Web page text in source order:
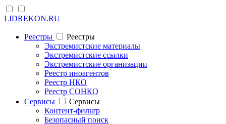
LIDREKON.RU
Реестры
Реестры
Экстремистские материалы
Экстремистские ссылки
Экстремистские организации
Реестр иноагентов
Реестр НКО
Реестр СОНКО
Cервисы
Cервисы
Контент-фильтр
Безопасный поиск